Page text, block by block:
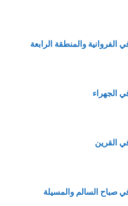
والمنطقة الرابعة
الجهراء
القرين
صباح السالم والمسيلة